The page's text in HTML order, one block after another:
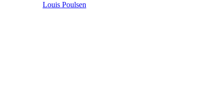
Louis Poulsen